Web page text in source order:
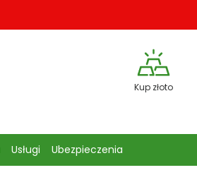
Kup złoto
Usługi Ubezpieczenia